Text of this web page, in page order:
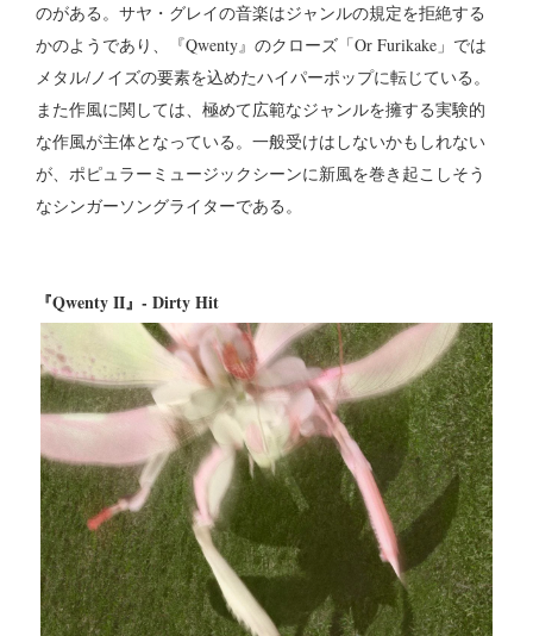
のがある。サヤ・グレイの音楽はジャンルの規定を拒絶する
かのようであり、『Qwenty』のクローズ「Or Furikake」では
メタル/ノイズの要素を込めたハイパーポップに転じている。
また作風に関しては、極めて広範なジャンルを擁する実験的
な作風が主体となっている。一般受けはしないかもしれない
が、ポピュラーミュージックシーンに新風を巻き起こしそう
なシンガーソングライターである。
『Qwenty II』- Dirty Hit